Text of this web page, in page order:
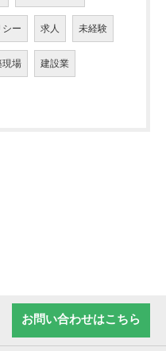
シー 求人 未経験
現場 建設業
お問い合わせはこちら